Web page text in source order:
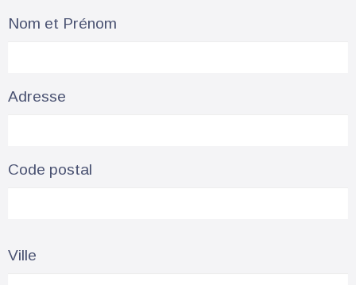
Nom et Prénom
Adresse
Code postal
Ville